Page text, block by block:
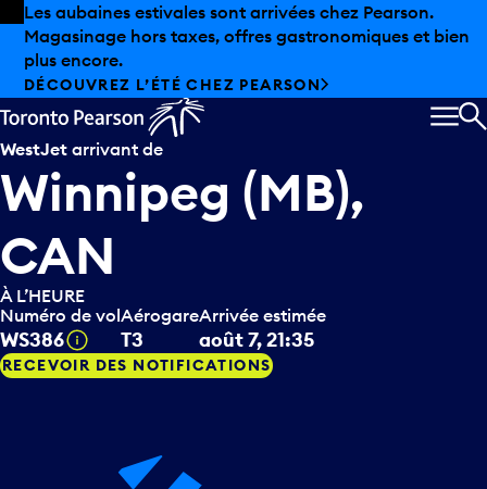
Skip to offers
Passer au contenu principal
Les aubaines estivales sont arrivées chez Pearson.
Magasinage hors taxes, offres gastronomiques et bien
plus encore.
DÉCOUVREZ L’ÉTÉ CHEZ PEARSON
WestJet arrivant de
Winnipeg (MB),
CAN
À L’HEURE
Numéro de vol
WS386 Infobulle
Aérogare
T3
Arrivée estimée
août 7, 21:35
RECEVOIR DES NOTIFICATIONS